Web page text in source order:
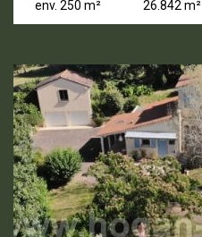
env. 250 m² 26.842 m²